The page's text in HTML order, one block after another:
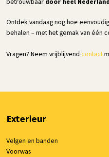
Ontdek vandaag nog hoe
behalen – met het gemak van één
Vragen? Neem vrijblijvendcontact
Exterieur
Velgen en banden
Voorwas